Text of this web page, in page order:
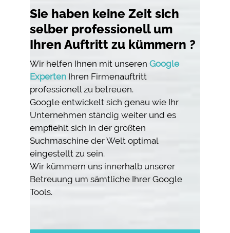
Sie haben keine Zeit sich
selber professionell um
Ihren Auftritt zu kümmern ?
Wir helfen Ihnen mit unserenGoogle
Experten Ihren Firmenauftritt
professionell zu betreuen.
Google entwickelt sich genau wie Ihr
Unternehmen ständig weiter und es
empfiehlt sich in der größten
Suchmaschine der Welt optimal
eingestellt zu sein.
Wir kümmern uns innerhalb unserer
Betreuung um sämtliche Ihrer Google
Tools.